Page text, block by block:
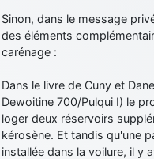
Sinon, dans le message
des éléments
carénage :
Dans le livre de Cuny et
Dewoitine 700/Pulqui I) le
loger deux réservoirs
kérosène. Et tandis qu'une
installée dans la voilure, il y